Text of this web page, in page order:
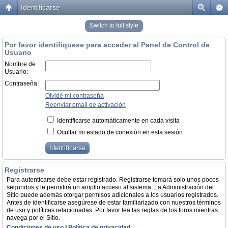
Identificarse
Switch to full style
Por favor identifíquese para acceder al Panel de Control de
Usuario
Nombre de
Usuario:
Contraseña:
Olvidé mi contraseña
Reenviar email de activación
Identificarse automáticamente en cada visita
Ocultar mi estado de conexión en esta sesión
Registrarse
Para autenticarse debe estar registrado. Registrarse tomará solo unos pocos
segundos y le permitirá un amplio acceso al sistema. La Administración del
Sitio puede además otorgar permisos adicionales a los usuarios registrados.
Antes de identificarse asegúrese de estar familiarizado con nuestros términos
de uso y políticas relacionadas. Por favor lea las reglas de los foros mientras
navega por el Sitio.